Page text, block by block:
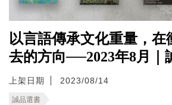
以言語傳承文化重量，在
去的方向──2023年8月｜
上架日期 2023/08/14
誠品選書